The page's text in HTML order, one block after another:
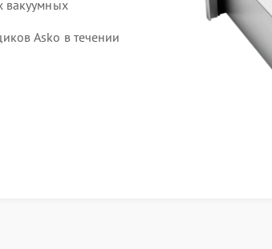
вакуумных
Asko в течении